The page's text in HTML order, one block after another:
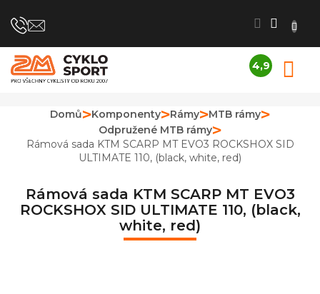
na
4,9
obchodu
je
z
5
hvězdiček.
Domů Komponenty Rámy
MTB rámy
Odpružené MTB rámy
Rámová sada KTM SCARP MT EVO3 ROCKSHOX SID
ULTIMATE 110, (black, white, red)
Rámová sada KTM SCARP MT EVO3
ROCKSHOX SID ULTIMATE 110, (black,
white, red)